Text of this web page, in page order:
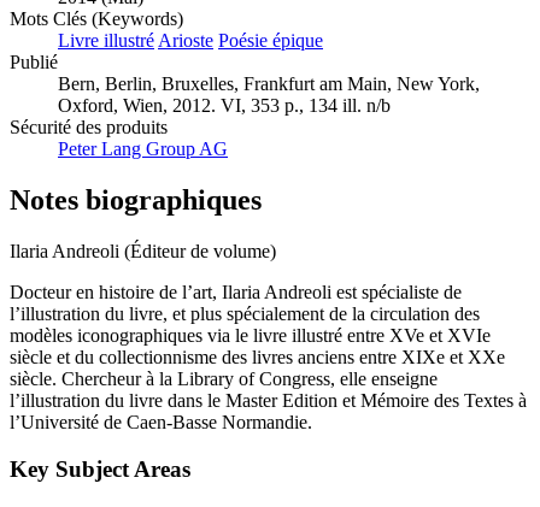
Mots Clés (Keywords)
Livre illustré Arioste Poésie épique
Publié
Bern, Berlin, Bruxelles, Frankfurt am Main, New York,
Oxford, Wien, 2012. VI, 353 p., 134 ill. n/b
Sécurité des produits
Peter Lang Group AG
Notes biographiques
Ilaria Andreoli (Éditeur de volume)
Docteur en histoire de l’art, Ilaria Andreoli est spécialiste de
l’illustration du livre, et plus spécialement de la circulation des
modèles iconographiques via le livre illustré entre XVe et XVIe
siècle et du collectionnisme des livres anciens entre XIXe et XXe
siècle. Chercheur à la Library of Congress, elle enseigne
l’illustration du livre dans le Master Edition et Mémoire des Textes à
l’Université de Caen-Basse Normandie.
Key Subject Areas